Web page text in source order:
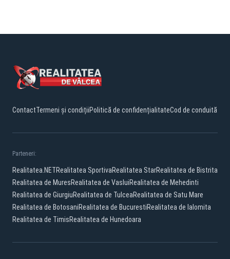
ContactTermeni și condițiiPolitică de confidențialitateCod de conduită
Parteneri:
Realitatea.NETRealitatea SportivaRealitatea StarRealitatea de Bistrita
Realitatea de MuresRealitatea de VasluiRealitatea de Mehedinti
Realitatea de GiurgiuRealitatea de TulceaRealitatea de Satu Mare
Realitatea de BotosaniRealitatea de BucurestiRealitatea de Ialomita
Realitatea de TimisRealitatea de Hunedoara